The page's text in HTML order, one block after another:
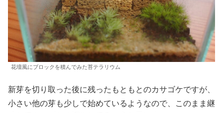
花壇風にブロックを積んでみた苔テラリウム
新芽を切り取った後に残ったもともとのカサゴケですが、
小さい他の芽も少しで始めているようなので、このまま継